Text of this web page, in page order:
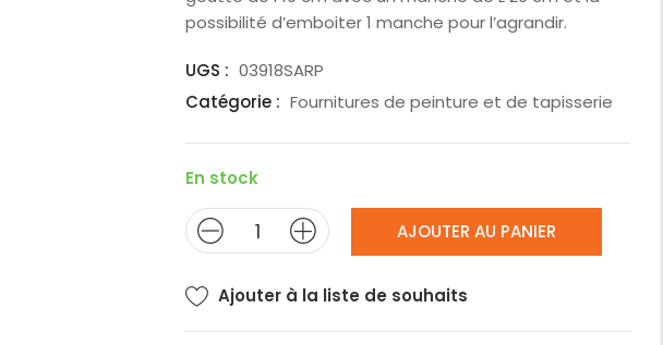
possibilité d’emboiter 1 manche pour l’agrandir.
UGS : 03918SARP
Catégorie : Fournitures de peinture et de tapisserie
En stock
AJOUTER AU PANIER
Ajouter à la liste de souhaits